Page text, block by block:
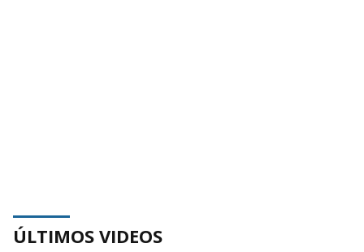
ÚLTIMOS VIDEOS